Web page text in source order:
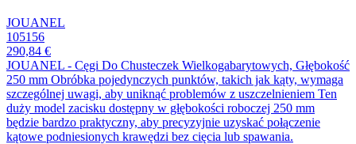
JOUANEL
105156
290,84 €
JOUANEL - Cęgi Do Chusteczek Wielkogabarytowych, Głębokość
250 mm Obróbka pojedynczych punktów, takich jak kąty, wymaga
szczególnej uwagi, aby uniknąć problemów z uszczelnieniem Ten
duży model zacisku dostępny w głębokości roboczej 250 mm
będzie bardzo praktyczny, aby precyzyjnie uzyskać połączenie
kątowe podniesionych krawędzi bez cięcia lub spawania.